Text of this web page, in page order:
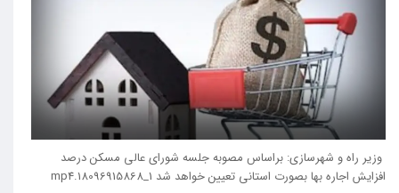
وزیر راه و شهرسازی: براساس مصوبه جلسه شورای عالی مسکن درصد
افزایش اجاره بها بصورت استانی تعیین خواهد شد 1_18096915868.mp4